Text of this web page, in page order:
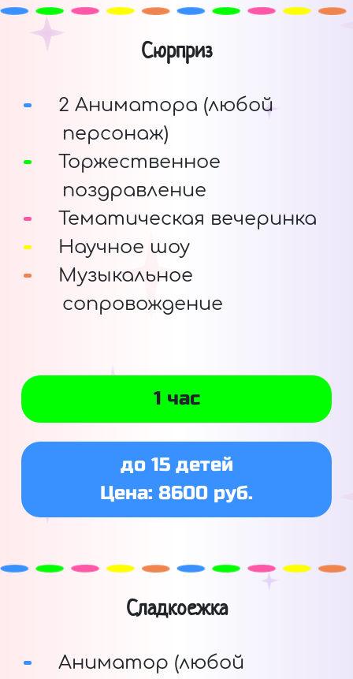
Сюрприз
2 Аниматора (любой
персонаж)
Торжественное
поздравление
Тематическая вечеринка
Научное шоу
Музыкальное
сопровождение
1 час
до 15 детей
Цена: 8600 руб.
Сладкоежка
Аниматор (любой